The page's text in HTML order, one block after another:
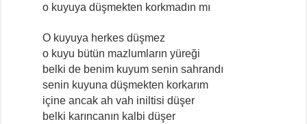
o kuyuya düşmekten korkmadın mı
O kuyuya herkes düşmez
o kuyu bütün mazlumların yüreği
belki de benim kuyum senin sahrandı
senin kuyuna düşmekten korkarım
içine ancak ah vah iniltisi düşer
belki karıncanın kalbi düşer